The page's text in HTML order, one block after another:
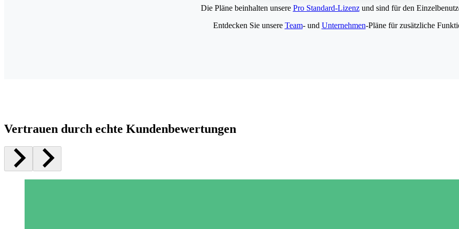
Die Pläne beinhalten unsere Pro Standard-Lizenzund sind für den
Entdecken Sie unsere Team- und Unternehmen-Pläne für zusätzliche
Vertrauen durch echte Kundenbewertungen